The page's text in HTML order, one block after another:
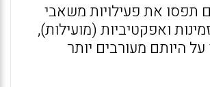
תפסו את פעילויות משאבי
ואפקטיביות (מועילות),
על היותם מעורבים יותר